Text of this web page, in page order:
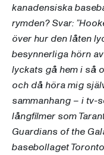
kanadensiska
rymden? Svar:
över hur den låten
besynnerliga hörn
lyckats gå hem i så
och då höra mig
sammanhang – i tv-
långfilmer som
Guardians of the
basebollaget